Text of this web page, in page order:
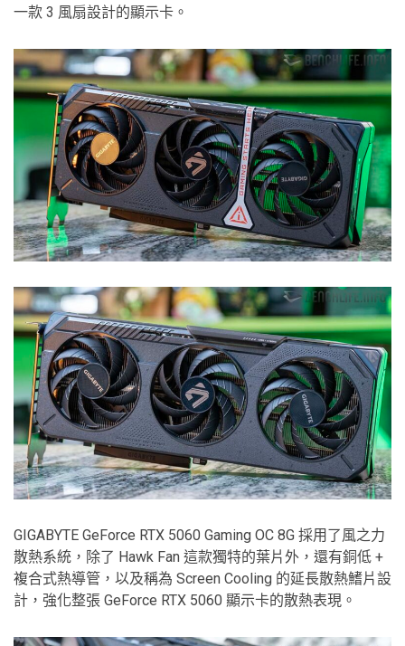
一款 3 風扇設計的顯示卡。
GIGABYTE GeForce RTX 5060 Gaming OC 8G 採用了風之力
散熱系統，除了 Hawk Fan 這款獨特的葉片外，還有銅低 +
複合式熱導管，以及稱為 Screen Cooling 的延長散熱鰭片設
計，強化整張 GeForce RTX 5060 顯示卡的散熱表現。